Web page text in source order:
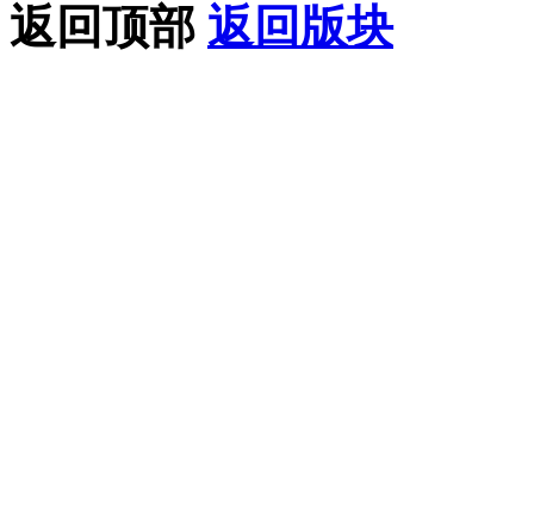
返回顶部 返回版块